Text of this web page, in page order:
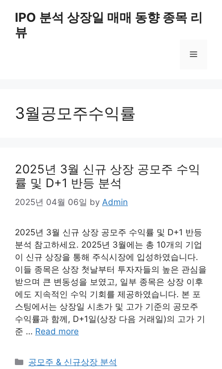
content
IPO 분석 상장일 매매 동향 종목 리
뷰
Menu
3월공모주수익률
2025년 3월 신규 상장 공모주 수익
률 및 D+1 반등 분석
2025년 04월 06일 by Admin
2025년 3월 신규 상장 공모주 수익률 및 D+1 반등
분석 참고하세요. 2025년 3월에는 총 10개의 기업
이 신규 상장을 통해 주식시장에 입성하였습니다.
이들 종목은 상장 첫날부터 투자자들의 높은 관심을
받으며 큰 변동성을 보였고, 일부 종목은 상장 이후
에도 지속적인 수익 기회를 제공하였습니다. 본 포
스팅에서는 상장일 시초가 및 고가 기준의 공모주
수익률과 함께, D+1일(상장 다음 거래일)의 고가 기
준 … Read more
Categories
공모주 & 신규상장 분석